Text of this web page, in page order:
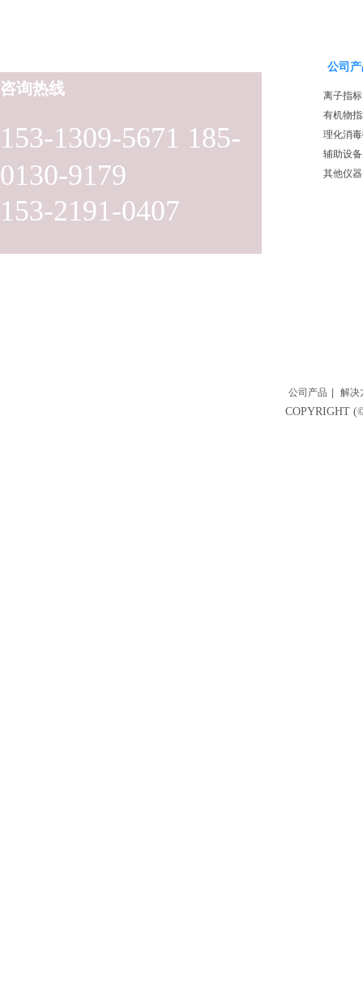
153-1309-5671 185-
0130-9179
153-2191-0407
咨询热线
公司
离子指标
有机物
理化消
辅助设备
其他仪器
公司产品 解决
COPYRIGHT